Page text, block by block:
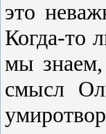
это
Когда-то
мы знаем,
смысл